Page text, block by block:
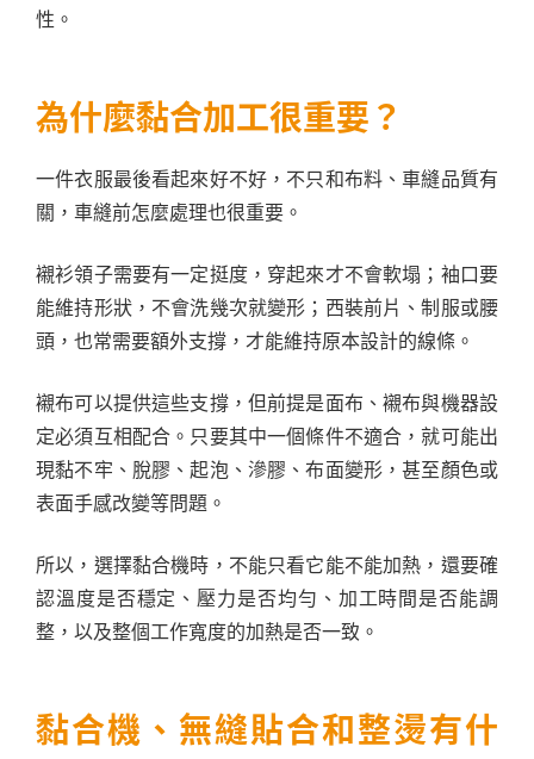
性。
為什麼黏合加工很重要？
一件衣服最後看起來好不好，不只和布料、車縫品質有
關，車縫前怎麼處理也很重要。
襯衫領子需要有一定挺度，穿起來才不會軟塌；袖口要
能維持形狀，不會洗幾次就變形；西裝前片、制服或腰
頭，也常需要額外支撐，才能維持原本設計的線條。
襯布可以提供這些支撐，但前提是面布、襯布與機器設
定必須互相配合。只要其中一個條件不適合，就可能出
現黏不牢、脫膠、起泡、滲膠、布面變形，甚至顏色或
表面手感改變等問題。
所以，選擇黏合機時，不能只看它能不能加熱，還要確
認溫度是否穩定、壓力是否均勻、加工時間是否能調
整，以及整個工作寬度的加熱是否一致。
黏合機、無縫貼合和整燙有什